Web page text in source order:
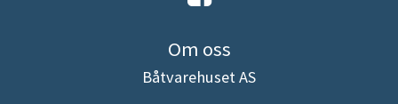
Om oss
Båtvarehuset AS